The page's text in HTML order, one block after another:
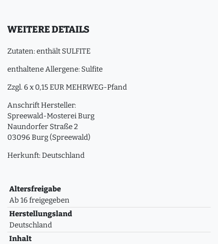
WEITERE DETAILS
Zutaten: enthält SULFITE
enthaltene Allergene: Sulfite
Zzgl. 6 x 0,15 EUR MEHRWEG-Pfand
Anschrift Hersteller:
Spreewald-Mosterei Burg
Naundorfer Straße 2
03096 Burg (Spreewald)
Herkunft: Deutschland
Altersfreigabe
Ab 16 freigegeben
Herstellungsland
Deutschland
Inhalt